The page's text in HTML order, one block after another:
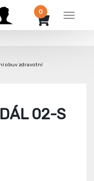
Menu
0
obuv zdravotní
02-S